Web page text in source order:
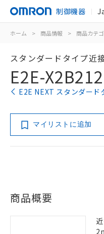
制御機器
ホーム > 商品情報 > 商品カテ
スタンダードタイプ近
E2E-
E2E NEXT スタンダード
マイリストに追加
商品概要